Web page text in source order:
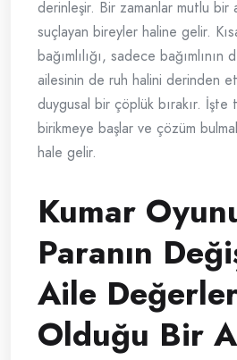
derinleşir. Bir zamanlar mutlu bir
suçlayan bireyler haline gelir.
bağımlılığı, sadece bağımlının
ailesinin de ruh halini derinden
duygusal bir çöplük bırakır. İşte
birikmeye başlar ve çözüm
hale gelir.
Kumar
Paranın
Aile
Olduğu Bir